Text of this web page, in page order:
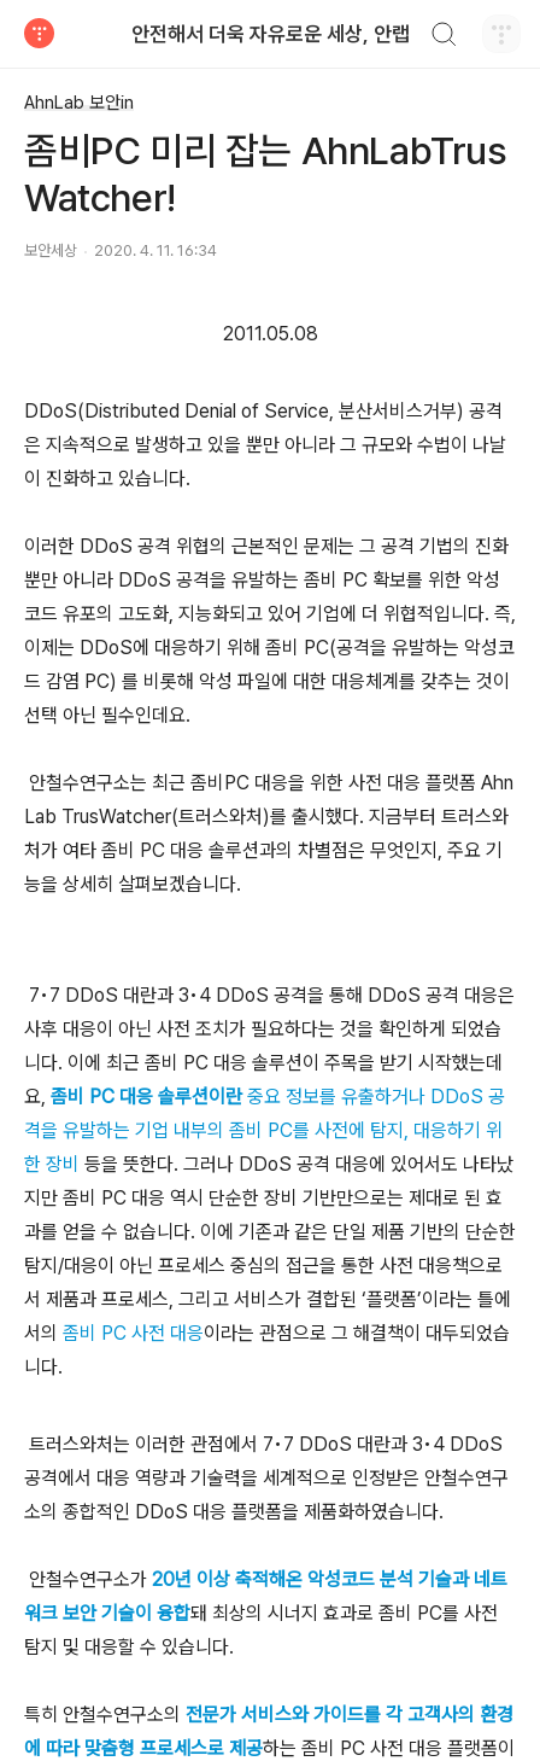
안전해서 더욱 자유로운 세상, 안랩
AhnLab 보안in
좀비PC 미리 잡는 AhnLabTrus
Watcher!
보안세상 2020. 4. 11. 16:34
2011.05.08
DDoS(Distributed Denial of Service, 분산서비스거부) 공격
은 지속적으로 발생하고 있을 뿐만 아니라 그 규모와 수법이 나날
이 진화하고 있습니다.
이러한 DDoS 공격 위협의 근본적인 문제는 그 공격 기법의 진화
뿐만 아니라 DDoS 공격을 유발하는 좀비 PC 확보를 위한 악성
코드 유포의 고도화, 지능화되고 있어 기업에 더 위협적입니다. 즉,
이제는 DDoS에 대응하기 위해 좀비 PC(공격을 유발하는 악성코
드 감염 PC) 를 비롯해 악성 파일에 대한 대응체계를 갖추는 것이
선택 아닌 필수인데요.
안철수연구소는 최근 좀비PC 대응을 위한 사전 대응 플랫폼 Ahn
Lab TrusWatcher(트러스와처)를 출시했다. 지금부터 트러스와
처가 여타 좀비 PC 대응 솔루션과의 차별점은 무엇인지, 주요 기
능을 상세히 살펴보겠습니다.
7•7 DDoS 대란과 3•4 DDoS 공격을 통해 DDoS 공격 대응은
사후 대응이 아닌 사전 조치가 필요하다는 것을 확인하게 되었습
니다. 이에 최근 좀비 PC 대응 솔루션이 주목을 받기 시작했는데
요, 좀비 PC 대응 솔루션이란중요 정보를 유출하거나 DDoS 공
격을 유발하는 기업 내부의 좀비 PC를 사전에 탐지, 대응하기 위
한 장비 등을 뜻한다. 그러나 DDoS 공격 대응에 있어서도 나타났
지만 좀비 PC 대응 역시 단순한 장비 기반만으로는 제대로 된 효
과를 얻을 수 없습니다. 이에 기존과 같은 단일 제품 기반의 단순한
탐지/대응이 아닌 프로세스 중심의 접근을 통한 사전 대응책으로
서 제품과 프로세스, 그리고 서비스가 결합된 ‘플랫폼’이라는 틀에
서의 좀비 PC 사전 대응이라는 관점으로 그 해결책이 대두되었습
니다.
트러스와처는 이러한 관점에서 7•7 DDoS 대란과 3•4 DDoS
공격에서 대응 역량과 기술력을 세계적으로 인정받은 안철수연구
소의 종합적인 DDoS 대응 플랫폼을 제품화하였습니다.
안철수연구소가 20년 이상 축적해온 악성코드 분석 기술과 네트
워크 보안 기술이 융합돼 최상의 시너지 효과로 좀비 PC를 사전
탐지 및 대응할 수 있습니다.
특히 안철수연구소의 전문가 서비스와 가이드를 각 고객사의 환경
에 따라 맞춤형 프로세스로 제공하는 좀비 PC 사전 대응 플랫폼이